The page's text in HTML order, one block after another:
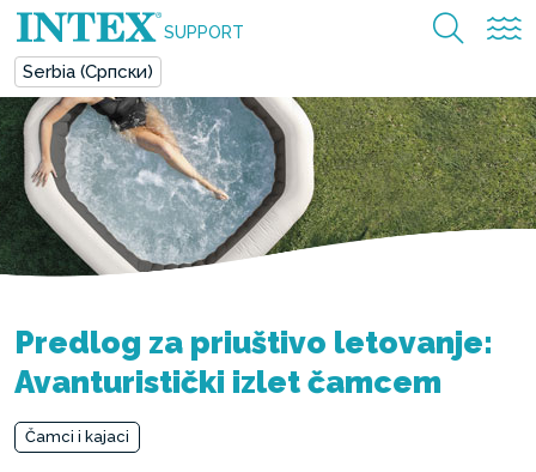
SUPPORT
Serbia (Српски)
Predlog za priuštivo letovanje:
Avanturistički izlet čamcem
Čamci i kajaci